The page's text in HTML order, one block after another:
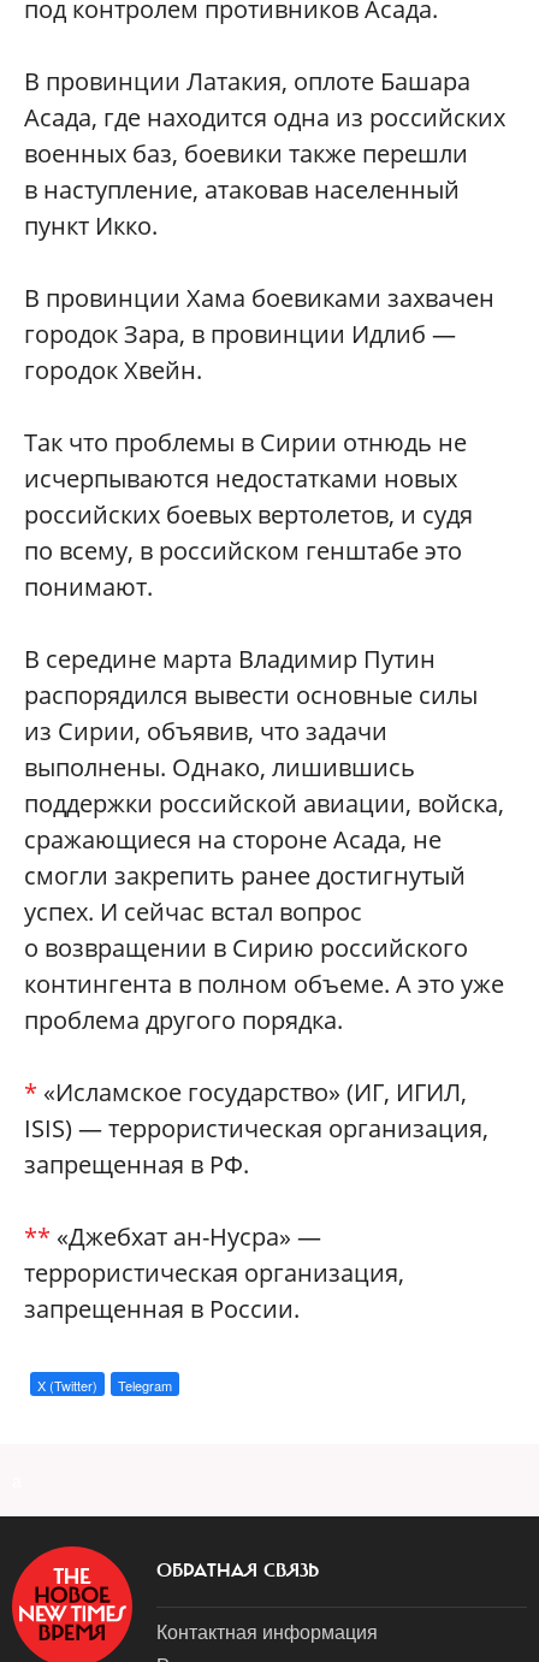
под контролем противников Асада.
В провинции Латакия, оплоте Башара
Асада, где находится одна из российских
военных баз, боевики также перешли
в наступление, атаковав населенный
пункт Икко.
В провинции Хама боевиками захвачен
городок Зара, в провинции Идлиб —
городок Хвейн.
Так что проблемы в Сирии отнюдь не
исчерпываются недостатками новых
российских боевых вертолетов, и судя
по всему, в российском генштабе это
понимают.
В середине марта Владимир Путин
распорядился вывести основные силы
из Сирии, объявив, что задачи
выполнены. Однако, лишившись
поддержки российской авиации, войска,
сражающиеся на стороне Асада, не
смогли закрепить ранее достигнутый
успех. И сейчас встал вопрос
о возвращении в Сирию российского
контингента в полном объеме. А это уже
проблема другого порядка.
* «Исламское государство» (ИГ, ИГИЛ,
ISIS) — террористическая организация,
запрещенная в РФ.
** «Джебхат ан-Нусра» —
террористическая организация,
запрещенная в России.
X (Twitter) Telegram
ОБРАТНАЯ СВЯЗЬ
Контактная информация